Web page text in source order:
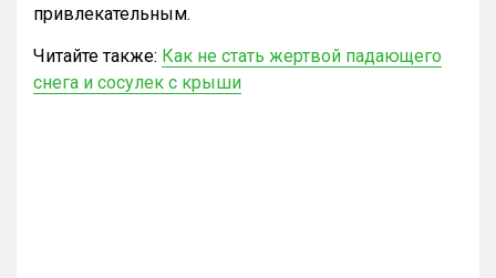
привлекательным.
Читайте также: Как не стать жертвой падающего
снега и сосулек с крыши